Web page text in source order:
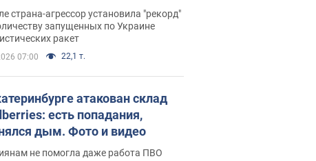
страна-агрессор установила "рекорд"
запущенных по Украине
ракет
07:00 22,1 т.
атакован склад
есть попадания,
дым. Фото и видео
не помогла даже работа ПВО